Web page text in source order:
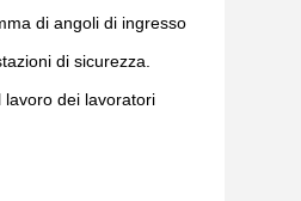
di angoli di ingresso
di sicurezza.
dei lavoratori